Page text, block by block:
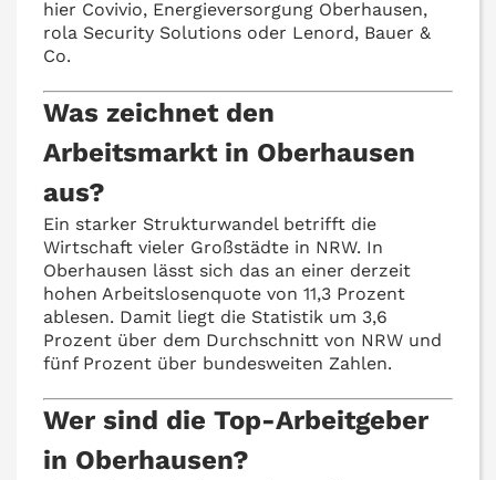
hier Covivio, Energieversorgung Oberhausen,
rola Security Solutions oder Lenord, Bauer &
Co.
Was zeichnet den
Arbeitsmarkt in Oberhausen
aus?
Ein starker Strukturwandel betrifft die
Wirtschaft vieler Großstädte in NRW. In
Oberhausen lässt sich das an einer derzeit
hohen Arbeitslosenquote von 11,3 Prozent
ablesen. Damit liegt die Statistik um 3,6
Prozent über dem Durchschnitt von NRW und
fünf Prozent über bundesweiten Zahlen.
Wer sind die Top-Arbeitgeber
in Oberhausen?